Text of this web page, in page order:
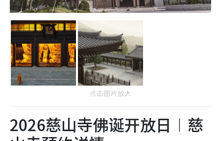
点击图片放大
2026慈山寺佛诞开放日︱慈